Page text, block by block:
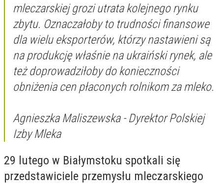
mleczarskiej grozi utrata kolejnego rynku
zbytu. Oznaczałoby to trudności finansowe
dla wielu eksporterów, którzy nastawieni są
na produkcję właśnie na ukraiński rynek, ale
też doprowadziłoby do konieczności
obniżenia cen płaconych rolnikom za mleko.
Agnieszka Maliszewska - Dyrektor Polskiej
Izby Mleka
29 lutego w Białymstoku spotkali się
przedstawiciele przemysłu mleczarskiego